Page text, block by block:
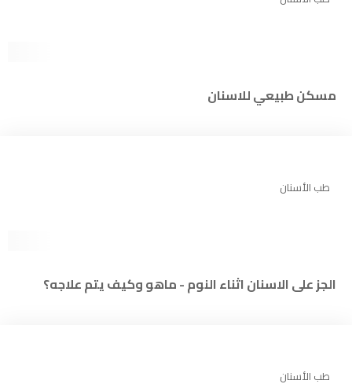
مسكن طبيعي للاسنان
طب الأسنان
الجز على الاسنان اثناء النوم - ماهو وكيف يتم علاجه؟
طب الأسنان